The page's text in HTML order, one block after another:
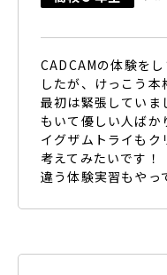
CADCAMの体験を
したが、けっこう本
最初は緊張していま
もいて優しい人ばか
イグザムトライもク
考えてみたいです！
違う体験実習もやっ